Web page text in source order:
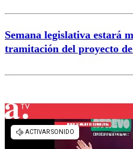
Semana legislativa estará
tramitación del proyecto